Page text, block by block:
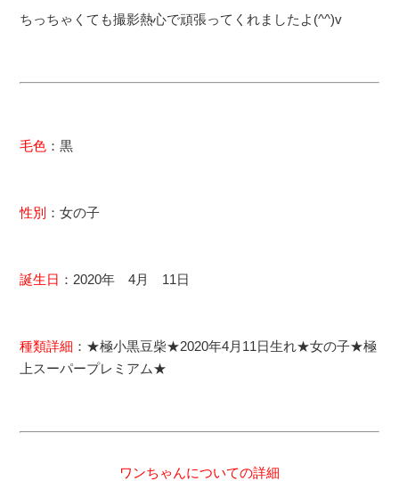
ちっちゃくても撮影熱心で頑張ってくれましたよ(^^)v
毛色 ：黒
性別 ：女の子
誕生日 ：2020年 4月 11日
種類詳細 ：★極小黒豆柴★2020年4月11日生れ★女の子★極
上スーパープレミアム★
ワンちゃんについての詳細